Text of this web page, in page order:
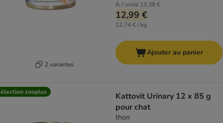
2 variantes
À l'unité 13,38 €
12,99 €
12,74 € / kg
Ajouter au panier
zooplus
Kattovit Urinary 12 x 85 g
pour chat
thon